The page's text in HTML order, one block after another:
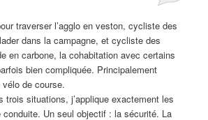
traverser l’agglo en veston, cycliste des
dans la campagne, et cycliste des
en carbone, la cohabitation avec certains
bien compliquée. Principalement
vélo de course.
trois situations, j’applique exactement les
conduite. Un seul objectif : la sécurité. La